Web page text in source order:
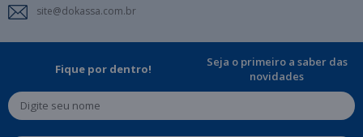
site@dokassa.com.br
Fique por dentro!
Seja o primeiro a saber das
novidades